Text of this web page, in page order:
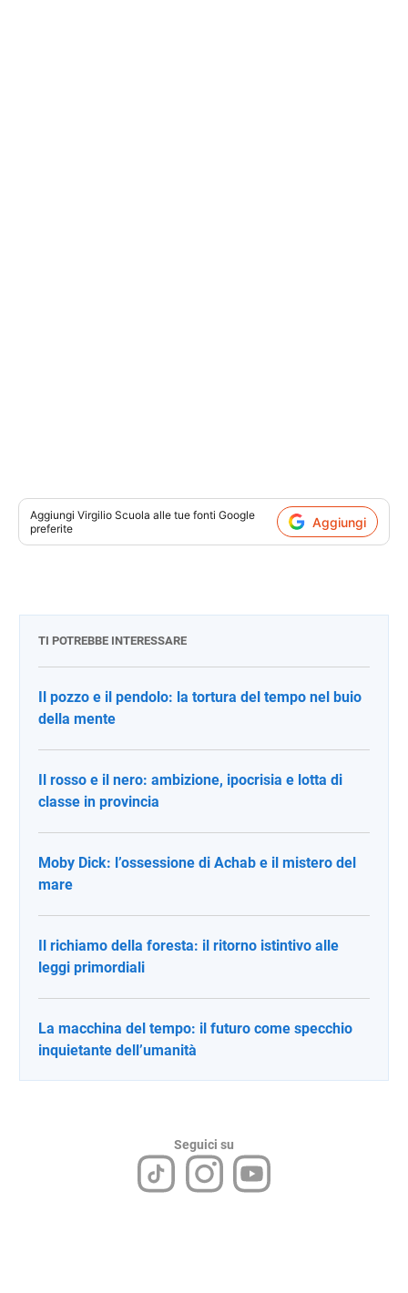
Aggiungi Virgilio Scuola alle tue fonti Google
preferite
Aggiungi
TI POTREBBE INTERESSARE
Il pozzo e il pendolo: la tortura del tempo nel buio
della mente
Il rosso e il nero: ambizione, ipocrisia e lotta di
classe in provincia
Moby Dick: l’ossessione di Achab e il mistero del
mare
Il richiamo della foresta: il ritorno istintivo alle
leggi primordiali
La macchina del tempo: il futuro come specchio
inquietante dell’umanità
Seguici su